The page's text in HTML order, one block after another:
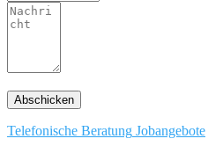
Telefonische Beratung Jobangebote